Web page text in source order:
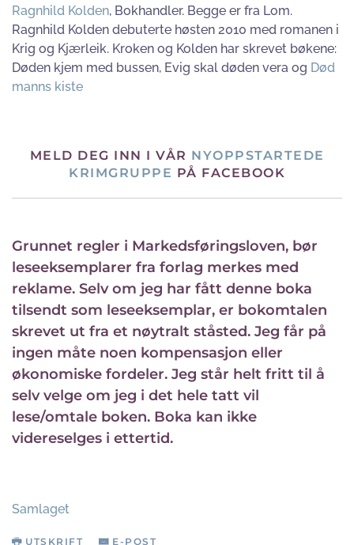
Ragnhild Kolden, Bokhandler. Begge er fra Lom.
Ragnhild Kolden debuterte høsten 2010 med romanen i
Krig og Kjærleik. Kroken og Kolden har skrevet bøkene:
Døden kjem med bussen, Evig skal døden vera og Død
manns kiste
MELD DEG INN I VÅR NYOPPSTARTEDE
KRIMGRUPPE PÅ FACEBOOK
Grunnet regler i Markedsføringsloven, bør
leseeksemplarer fra forlag merkes med
reklame. Selv om jeg har fått denne boka
tilsendt som leseeksemplar, er bokomtalen
skrevet ut fra et nøytralt ståsted. Jeg får på
ingen måte noen kompensasjon eller
økonomiske fordeler. Jeg står helt fritt til å
selv velge om jeg i det hele tatt vil
lese/omtale boken. Boka kan ikke
videreselges i ettertid.
Samlaget
UTSKRIFT E-POST